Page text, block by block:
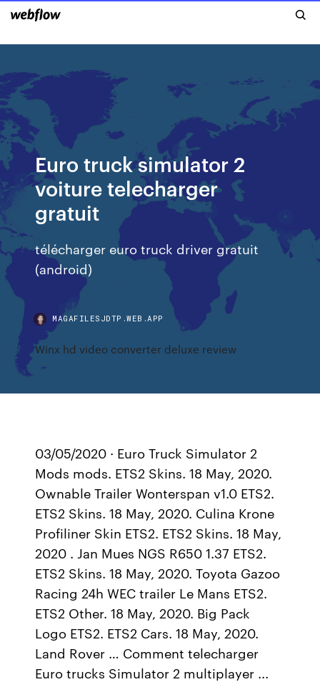
Euro truck simulator 2
voiture telecharger
gratuit
télécharger euro truck driver gratuit
(android)
MAGAFILESJDTP.WEB.APP
Winx hd video converter deluxe review
03/05/2020 · Euro Truck Simulator 2
Mods mods. ETS2 Skins. 18 May, 2020.
Ownable Trailer Wonterspan v1.0 ETS2.
ETS2 Skins. 18 May, 2020. Culina Krone
Profiliner Skin ETS2. ETS2 Skins. 18 May,
2020 . Jan Mues NGS R650 1.37 ETS2.
ETS2 Skins. 18 May, 2020. Toyota Gazoo
Racing 24h WEC trailer Le Mans ETS2.
ETS2 Other. 18 May, 2020. Big Pack
Logo ETS2. ETS2 Cars. 18 May, 2020.
Land Rover … Comment telecharger
Euro trucks Simulator 2 multiplayer ...